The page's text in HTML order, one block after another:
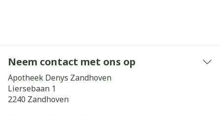
Neem contact met ons op
Apotheek Denys Zandhoven
Liersebaan 1
2240 Zandhoven